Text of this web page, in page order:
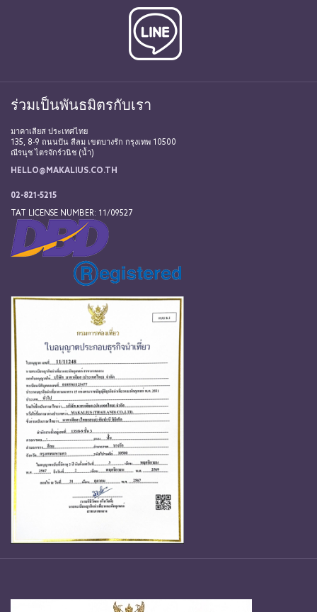
ร่วมเป็นพันธมิตรกับเรา
มาคาเลียส ประเทศไทย
135, 8-9 ถนนปัน สีลม เขตบางรัก กรุงเทพ 10500
ณีรนุช ไตรจักร์วนิช (น้ำ)
HELLO@MAKALIUS.CO.TH
02-821-5215
TAT LICENSE NUMBER: 11/09527